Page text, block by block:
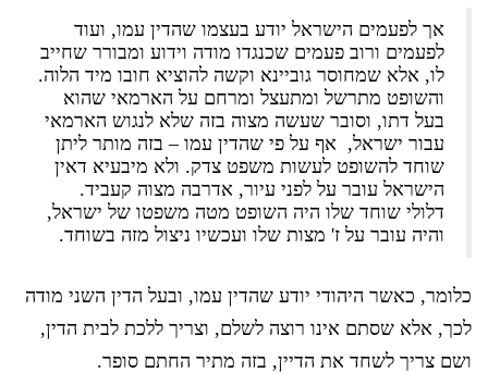
אך לפעמים הישראל יודע בעצמו שהדין עמו, ועוד
לפעמים ורוב פעמים שכנגדו מודה וידוע ומבורר שחייב
לו, אלא שמחוסר גוביינא וקשה להוציא חובו מיד הלוה.
והשופט מתרשל ומתעצל ומרחם על הארמאי שהוא
בעל דתו, וסובר שעשה מצוה בזה שלא לנגוש הארמאי
עבור ישראל, אף על פי שהדין עמו – בזה מותר ליתן
שוחד להשופט לעשות משפט צדק. ולא מיבעיא דאין
הישראל עובר על לפני עיור, אדרבה מצוה קעביד.
דלולי שוחד שלו היה השופט מטה משפטו של ישראל,
והיה עובר על ז' מצות שלו ועכשיו ניצול מזה בשוחד.
כלומר, כאשר היהודי יודע שהדין עמו, ובעל הדין השני מודה
לכך, אלא שסתם אינו רוצה לשלם, וצריך ללכת לבית הדין,
ושם צריך לשחד את הדיין, בזה מתיר החתם סופר.